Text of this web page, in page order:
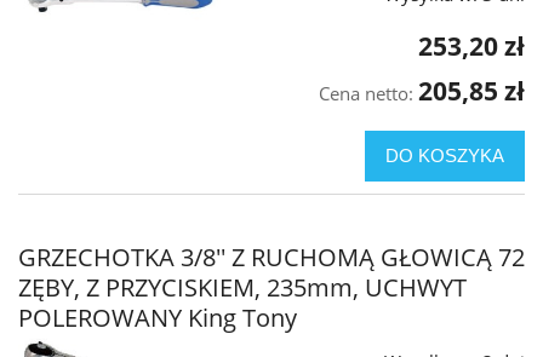
253,20 zł
Cena netto: 205,85 zł
DO KOSZYKA
GRZECHOTKA 3/8'' Z RUCHOMĄ GŁOWICĄ 72
ZĘBY, Z PRZYCISKIEM, 235mm, UCHWYT
POLEROWANY King Tony